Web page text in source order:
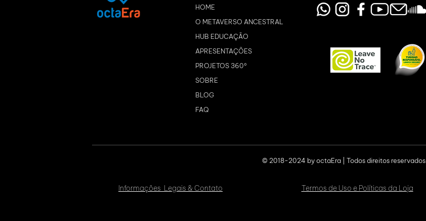
HOME
O METAVERSO ANCESTRAL
HUB EDUCAÇÃO
APRESENTAÇÕES
PROJETOS 360º
SOBRE
BLOG
FAQ
© 2018-2024 by octaEra | Todos direitos reservados
Informações Legais & Contato Termos de Uso e Políticas da Loja